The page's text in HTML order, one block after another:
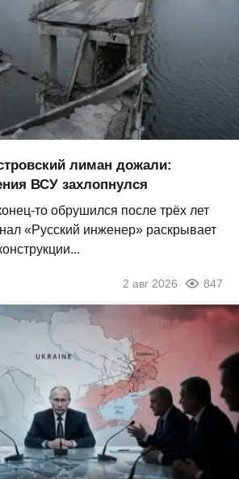
лиман дожали:
ВСУ захлопнулся
то обрушился после трёх лет
«Русский инженер» раскрывает
2 авг 2026 847